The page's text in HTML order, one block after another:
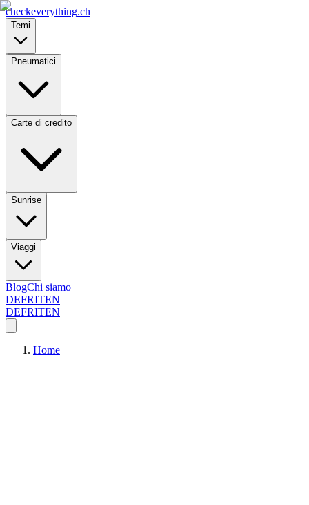
checkeverything.ch
Temi
Pneumatici
Carte di credito
Sunrise
Viaggi
BlogChi siamo
DEFRITEN
DEFRITEN
Home